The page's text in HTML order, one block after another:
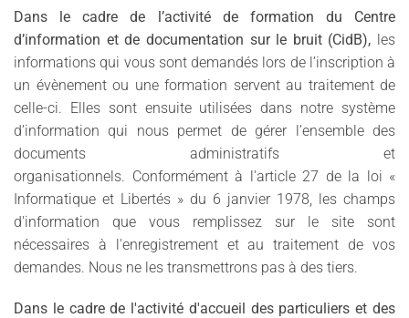
Dans le cadre de l’activité de formation du Centre
d’information et de documentation sur le bruit (CidB), les
informations qui vous sont demandés lors de l’inscription à
un évènement ou une formation servent au traitement de
celle-ci. Elles sont ensuite utilisées dans notre système
d’information qui nous permet de gérer l’ensemble des
documents administratifs et
organisationnels. Conformément à l'article 27 de la loi «
Informatique et Libertés » du 6 janvier 1978, les champs
d'information que vous remplissez sur le site sont
nécessaires à l'enregistrement et au traitement de vos
demandes. Nous ne les transmettrons pas à des tiers.
Dans le cadre de l'activité d'accueil des particuliers et des